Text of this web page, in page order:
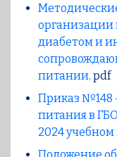
организации
диабетом и
питании. pdf
Приказ №148
питания в
2024 учебном